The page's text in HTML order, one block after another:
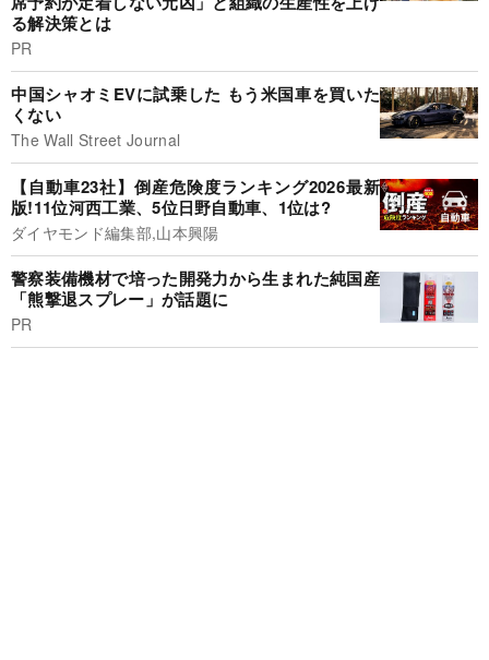
る解決策とは
PR
中国シャオミEVに試乗した もう米国車を買いた
くない
The Wall Street Journal
【自動車23社】倒産危険度ランキング2026最新
版!11位河西工業、5位日野自動車、1位は?
ダイヤモンド編集部,山本興陽
警察装備機材で培った開発力から生まれた純国産
「熊撃退スプレー」が話題に
PR